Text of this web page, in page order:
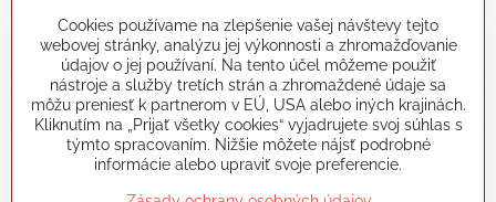
Články a blogy
Rady a návody
koikapre/?ref=hl
Cookies používame na zlepšenie vašej návštevy tejto
webovej stránky, analýzu jej výkonnosti a zhromažďovanie
údajov o jej používaní. Na tento účel môžeme použiť
nástroje a služby tretích strán a zhromaždené údaje sa
môžu preniesť k partnerom v EÚ, USA alebo iných krajinách.
Kliknutím na „Prijať všetky cookies“ vyjadrujete svoj súhlas s
týmto spracovaním. Nižšie môžete nájsť podrobné
informácie alebo upraviť svoje preferencie.